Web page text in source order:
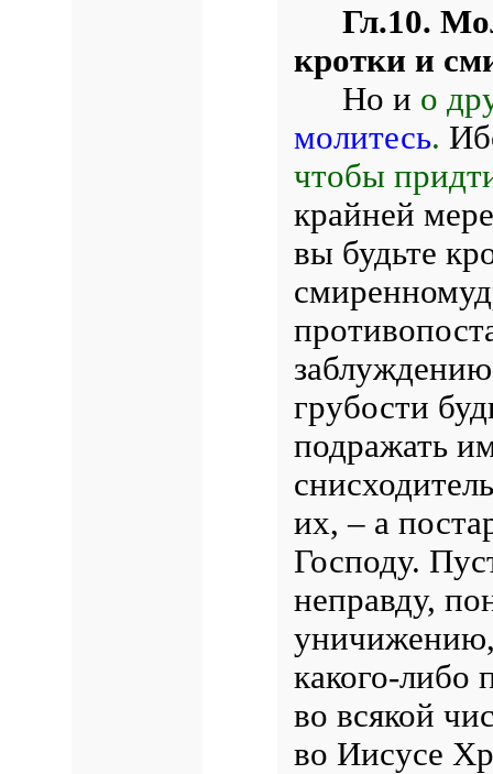
Гл.10.
кротки и
Но и о
молитесь.
чтобы
крайней
вы будьте
грубости
подражать
их, – а
Господу.
неправду,
уничижению,
какого-либо
во всякой
во Иисусе